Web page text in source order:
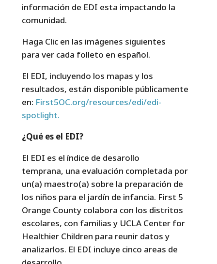
información de EDI esta impactando la
comunidad.
Haga Clic en las imágenes siguientes
para ver cada folleto en español.
El EDI, incluyendo los mapas y los
resultados, están disponible públicamente
en: First5OC.org/resources/edi/edi-
spotlight.
¿Qué es el EDI?
El EDI es el índice de desarollo
temprana, una evaluación completada por
un(a) maestro(a) sobre la preparación de
los niños para el jardín de infancia. First 5
Orange County colabora con los distritos
escolares, con familias y UCLA Center for
Healthier Children para reunir datos y
analizarlos. El EDI incluye cinco areas de